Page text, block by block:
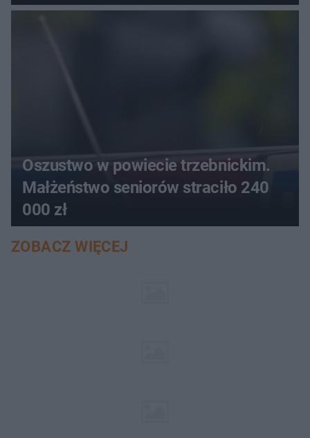
aucie
Oszustwo w powiecie trzebnickim.
Małżeństwo seniorów straciło 240
000 zł
ZOBACZ WIĘCEJ